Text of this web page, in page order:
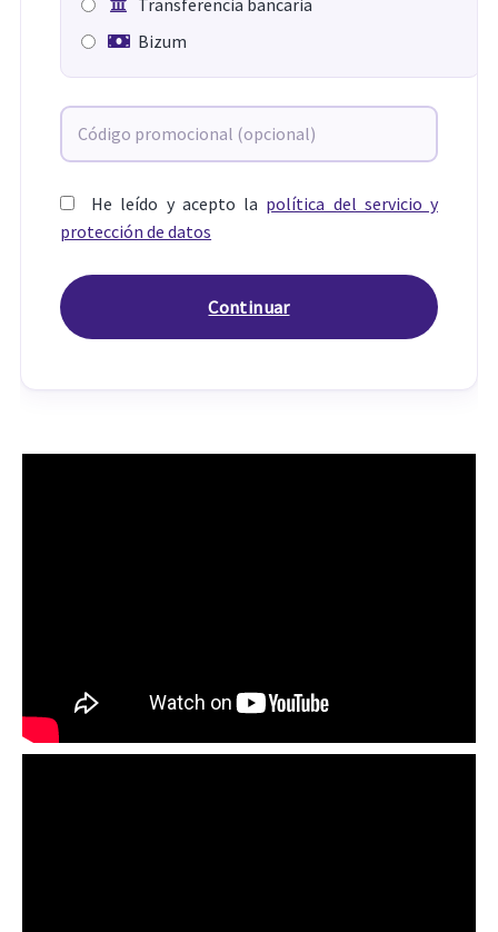
Transferencia bancaria
Bizum
He leído y acepto la política del servicio y
protección de datos